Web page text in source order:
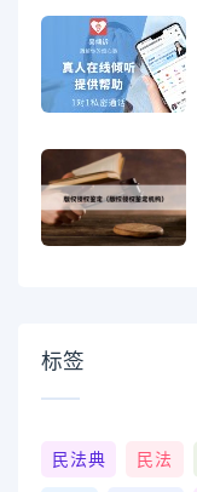
标签
民法典 民法